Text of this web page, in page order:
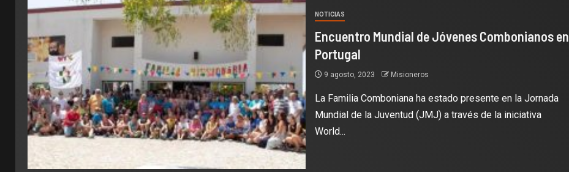
NOTICIAS
Encuentro Mundial de Jóvenes Combonianos en
Portugal
9 agosto, 2023 Misioneros
La Familia Comboniana ha estado presente en la Jornada
Mundial de la Juventud (JMJ) a través de la iniciativa
World...